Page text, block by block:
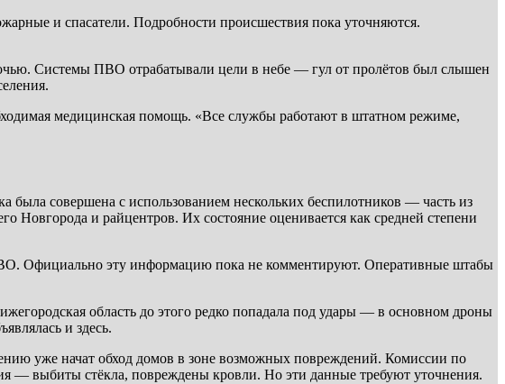
и спасатели. Подробности происшествия пока уточняются.
Системы ПВО отрабатывали цели в небе — гул от пролётов был слышен
медицинская помощь. «Все службы работают в штатном режиме,
совершена с использованием нескольких беспилотников — часть из
Новгорода и райцентров. Их состояние оценивается как средней степени
Официально эту информацию пока не комментируют. Оперативные штабы
область до этого редко попадала под удары — в основном дроны
и здесь.
уже начат обход домов в зоне возможных повреждений. Комиссии по
— выбиты стёкла, повреждены кровли. Но эти данные требуют уточнения.